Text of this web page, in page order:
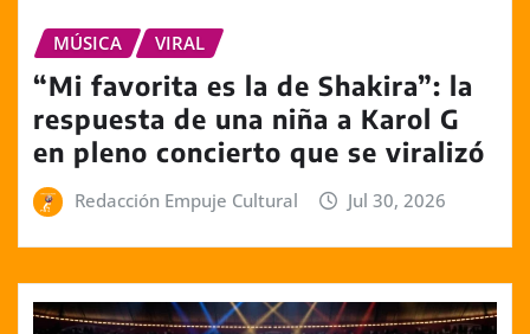
MÚSICA VIRAL
“Mi favorita es la de Shakira”: la
respuesta de una niña a Karol G
en pleno concierto que se viralizó
Redacción Empuje Cultural Jul 30, 2026